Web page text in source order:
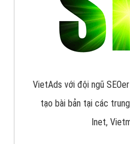
VietAds với đội ngũ
tạo bài bản tại các
Inet,